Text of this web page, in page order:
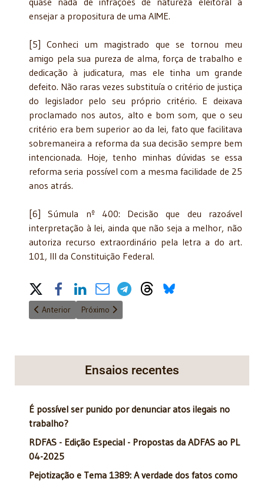
ensejar a propositura de uma AIME.
[5] Conheci um magistrado que se tornou meu
amigo pela sua pureza de alma, força de trabalho e
dedicação à judicatura, mas ele tinha um grande
defeito. Não raras vezes substituía o critério de justiça
do legislador pelo seu próprio critério. E deixava
proclamado nos autos, alto e bom som, que o seu
critério era bem superior ao da lei, fato que facilitava
sobremaneira a reforma da sua decisão sempre bem
intencionada. Hoje, tenho minhas dúvidas se essa
reforma seria possível com a mesma facilidade de 25
anos atrás.
[6] Súmula nº 400: Decisão que deu razoável
interpretação à lei, ainda que não seja a melhor, não
autoriza recurso extraordinário pela letra a do art.
101, III da Constituição Federal.
Share on Social Media
Artigo anterior: A ilegalidade das escrituras de "Uniões
Anterior Próximo artigo: Da prescrição intercorrente e
Próximo
Ensaios recentes
É possível ser punido por denunciar atos ilegais no
trabalho?
RDFAS - Edição Especial - Propostas da ADFAS ao PL
04-2025
Pejotização e Tema 1389: A verdade dos fatos como